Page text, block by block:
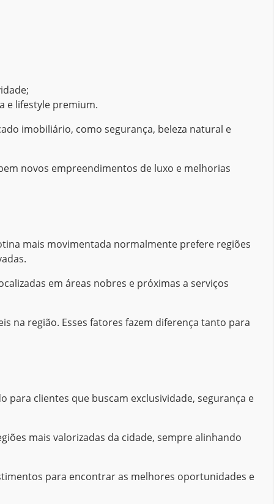
e lifestyle premium.
imobiliário, como segurança, beleza natural e
novos empreendimentos de luxo e melhorias
mais movimentada normalmente prefere regiões
em áreas nobres e próximas a serviços
na região. Esses fatores fazem diferença tanto para
clientes que buscam exclusividade, segurança e
mais valorizadas da cidade, sempre alinhando
para encontrar as melhores oportunidades e